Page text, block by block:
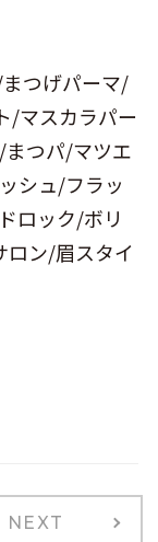
つげパーマ/
/マスカラパー
つパ/マツエ
シュ/フラッ
ロック/ボリ
ロン/眉スタイ
NEXT